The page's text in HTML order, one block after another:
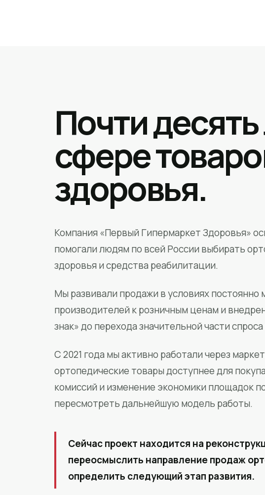
Почти десять
сфере
здоровья.
Компания «Первый Гипермаркет Здоровья»
помогали людям по всей России выбирать
здоровья и средства реабилитации.
Мы развивали продажи в условиях
производителей к розничным ценам и
знак» до перехода значительной части
С 2021 года мы активно работали через
ортопедические товары доступнее для
комиссий и изменение экономики площадок
пересмотреть дальнейшую модель работы.
Сейчас проект находится на
переосмыслить направление продаж
определить следующий этап развития.